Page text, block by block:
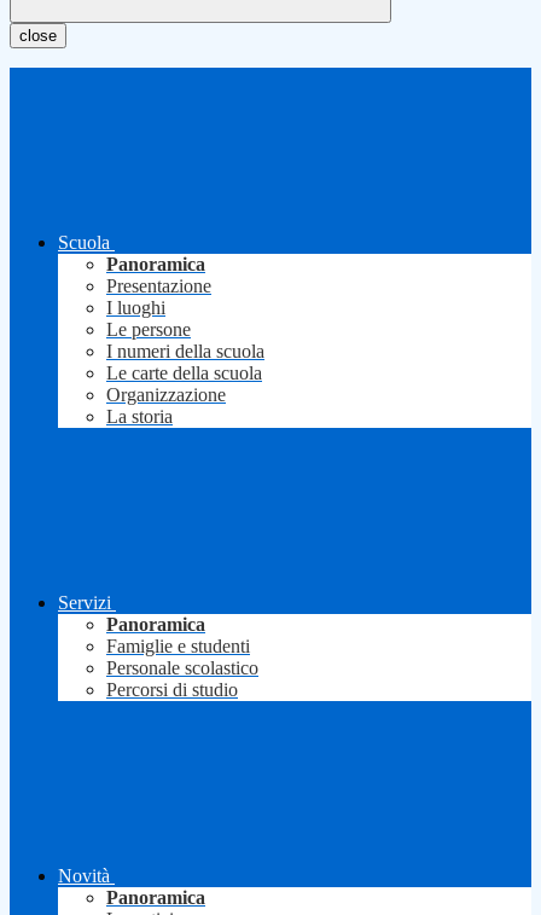
close
Scuola
Panoramica
Presentazione
I luoghi
Le persone
I numeri della scuola
Le carte della scuola
Organizzazione
La storia
Servizi
Panoramica
Famiglie e studenti
Personale scolastico
Percorsi di studio
Novità
Panoramica